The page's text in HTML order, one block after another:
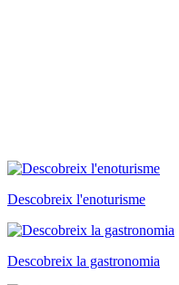
Descobreix l'enoturisme
Descobreix la gastronomia